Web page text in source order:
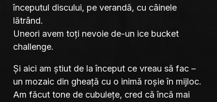
începutul discului, pe verandă, cu câinele
lătrând.
Uneori avem toți nevoie de-un ice bucket
challenge.
Și aici am știut de la început ce vreau să fac –
un mozaic din gheață cu o inimă roșie în mijloc.
Am făcut tone de cubulețe, cred că încă mai